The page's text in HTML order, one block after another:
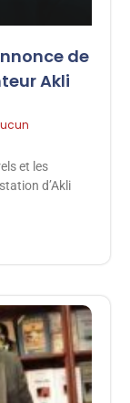
de
Akli
et les
d’Akli